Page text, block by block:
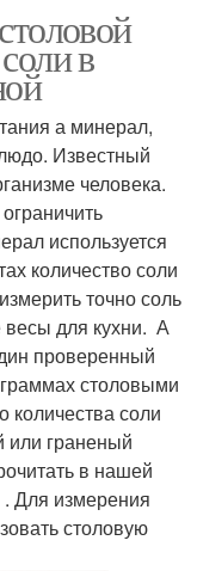
в
а минерал,
Известный
человека.
используется
количество соли
точно соль
для кухни. А
проверенный
столовыми
соли
или граненый
в нашей
. Для измерения
столовую